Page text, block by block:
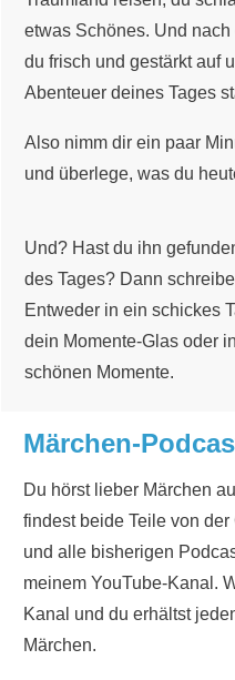
etwas Schönes. Und
du frisch und gestärkt auf
Abenteuer deines Tages
Also nimm dir ein paar
und überlege, was du
Und? Hast du ihn
des Tages? Dann
Entweder in ein schickes
dein Momente-Glas oder
schönen Momente.
Märchen-
Du hörst lieber Märchen
findest beide Teile von
und alle bisherigen
meinem YouTube-Kanal.
Kanal und du erhältst
Märchen.